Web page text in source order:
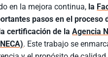
en la mejora continua, la
pasos en el proceso
certificación de laAgencia
. Este trabajo se